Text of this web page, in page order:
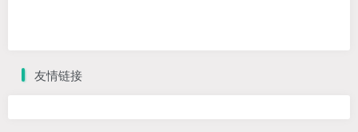
友情链接